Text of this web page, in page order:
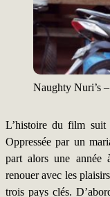
Naughty Nuri’s
L’histoire du film suit
Oppressée par un
part alors une année
renouer avec les
trois pays clés.